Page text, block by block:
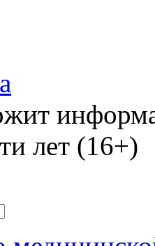
лет (16+)